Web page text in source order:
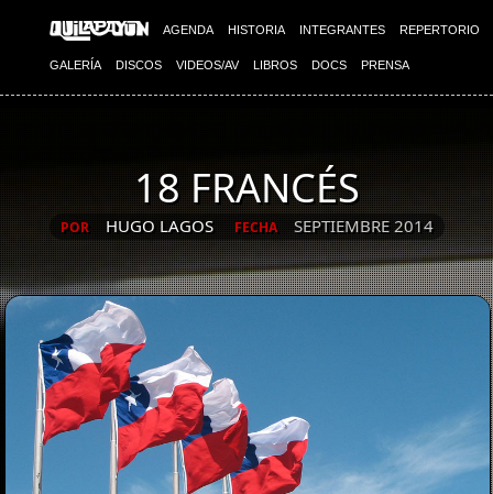
AGENDA HISTORIA INTEGRANTES REPERTORIO
GALERÍA DISCOS VIDEOS/AV LIBROS DOCS PRENSA
18 FRANCÉS
POR HUGO LAGOS FECHA SEPTIEMBRE 2014